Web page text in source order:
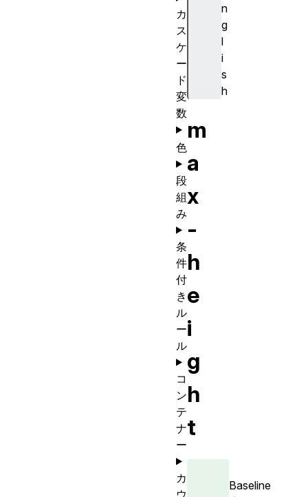
n
g
l
i
s
h
m
a
x
-
h
e
i
g
h
t
Baseline
カ
ス
ケ
ー
ド
変
数
色
段
組
み
条
件
付
き
ル
ー
ル
コ
ン
テ
ナ
ー
カ
ウ